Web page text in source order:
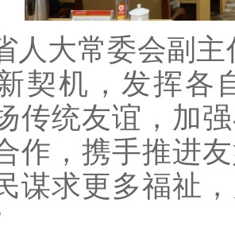
人大常委会副
契机，发挥各
传统友谊，加
作，携手推进
谋求更多福祉